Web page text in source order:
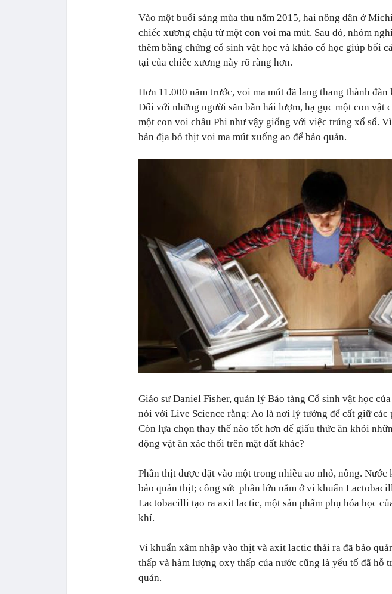
Vào một buổi sáng mùa thu năm 2015, hai nông dân ở
chiếc xương chậu từ một con voi ma mút. Sau đó, nhóm
thêm bằng chứng cổ sinh vật học và khảo cổ học giúp bối
tại của chiếc xương này rõ ràng hơn.
Hơn 11.000 năm trước, voi ma mút đã lang thang thành
Đối với những người săn bắn hái lượm, hạ gục một con vật
một con voi châu Phi như vậy giống với việc trúng xổ số.
bản địa bỏ thịt voi ma mút xuống ao để bảo quản.
Giáo sư Daniel Fisher, quản lý Bảo tàng Cổ sinh vật học
nói với Live Science rằng: Ao là nơi lý tưởng để cất giữ các
Còn lựa chọn thay thế nào tốt hơn để giấu thức ăn khỏi
động vật ăn xác thối trên mặt đất khác?
Phần thịt được đặt vào một trong nhiều ao nhỏ, nông. Nước
bảo quản thịt; công sức phần lớn nằm ở vi khuẩn
Lactobacilli tạo ra axit lactic, một sản phẩm phụ hóa học
khí.
Vi khuẩn xâm nhập vào thịt và axit lactic thải ra đã bảo
thấp và hàm lượng oxy thấp của nước cũng là yếu tố đã hỗ
quản.